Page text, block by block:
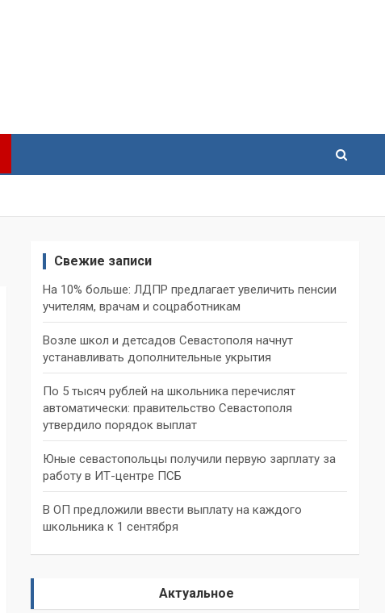
Свежие записи
На 10% больше: ЛДПР предлагает увеличить пенсии
учителям, врачам и соцработникам
Возле школ и детсадов Севастополя начнут
устанавливать дополнительные укрытия
По 5 тысяч рублей на школьника перечислят
автоматически: правительство Севастополя
утвердило порядок выплат
Юные севастопольцы получили первую зарплату за
работу в ИТ-центре ПСБ
В ОП предложили ввести выплату на каждого
школьника к 1 сентября
Актуальное